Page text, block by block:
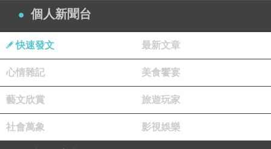
個人新聞台
快速發文 最新文章
心情雜記 美食饗宴
藝文欣賞 旅遊玩家
社會萬象 影視娛樂